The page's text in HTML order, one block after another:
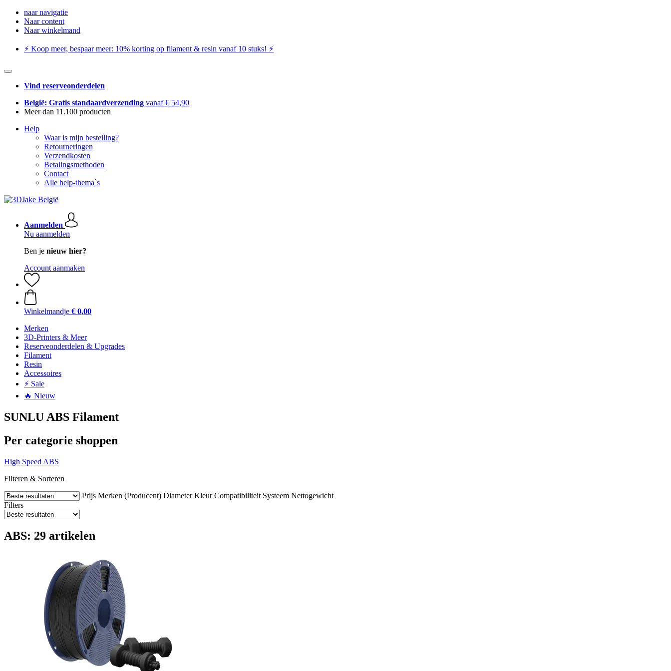
naar navigatie
Naar content
Naar winkelmand
⚡️ Koop meer, bespaar meer: ​​10% korting op filament & resin vanaf 10 stuks! ⚡️
Vind reserveonderdelen
België: Gratis standaardverzending vanaf € 54,90
Meer dan 11.100 producten
Help
Waar is mijn bestelling?
Retourneringen
Verzendkosten
Betalingsmethoden
Contact
Alle help-thema`s
Aanmelden
Nu aanmelden
Ben je nieuw hier?
Account aanmaken
Winkelmandje € 0,00
Merken
3D-Printers & Meer
Reserveonderdelen & Upgrades
Filament
Resin
Accessoires
⚡ Sale
🔥 Nieuw
SUNLU ABS Filament
Per categorie shoppen
High Speed ABS
Filteren & Sorteren
Prijs Merken (Producent) Diameter Kleur Compatibiliteit Systeem Nettogewicht
Filters
ABS: 29 artikelen